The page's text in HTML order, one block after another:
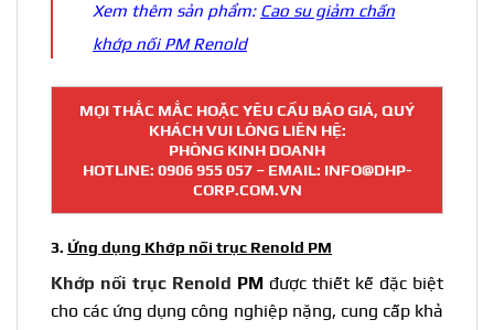
Xem thêm sản phẩm: Cao su giảm chấn
khớp nốiPM Renold
MỌI THẮC MẮC HOẶC YÊU CẦU BÁO GIÁ, QUÝ
KHÁCH VUI LÒNG LIÊN HỆ:
PHÒNG KINH DOANH
HOTLINE: 0906 955 057– EMAIL: INFO@DHP-
CORP.COM.VN
3. Ứng dụng Khớp nối trục Renold PM
Khớp nối trục Renold PM được thiết kế đặc biệt
cho các ứng dụng công nghiệp nặng, cung cấp khả